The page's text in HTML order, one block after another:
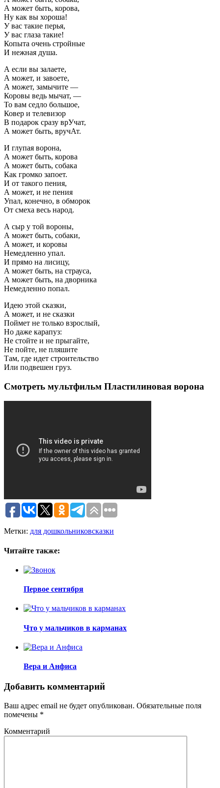
А может быть, корова,
Ну как вы хороша!
У вас такие перья,
У вас глаза такие!
Копыта очень стройные
И нежная душа.
А если вы залаете,
А может, и завоете,
А может, замычите —
Коровы ведь мычат, —
То вам седло большое,
Ковер и телевизор
В подарок сразу врУчат,
А может быть, вручАт.
И глупая ворона,
А может быть, корова
А может быть, собака
Как громко запоет.
И от такого пения,
А может, и не пения
Упал, конечно, в обморок
От смеха весь народ.
А сыр у той вороны,
А может быть, собаки,
А может, и коровы
Немедленно упал.
И прямо на лисицу,
А может быть, на страуса,
А может быть, на дворника
Немедленно попал.
Идею этой сказки,
А может, и не сказки
Поймет не только взрослый,
Но даже карапуз:
Не стойте и не прыгайте,
Не пойте, не пляшите
Там, где идет строительство
Или подвешен груз.
Смотреть мультфильм Пластилиновая ворона
Метки: для дошкольниковсказки
Читайте также:
Первое сентября
Что у мальчиков в карманах
Вера и Анфиса
Добавить комментарий
Ваш адрес email не будет опубликован. Обязательные поля
помечены *
Комментарий